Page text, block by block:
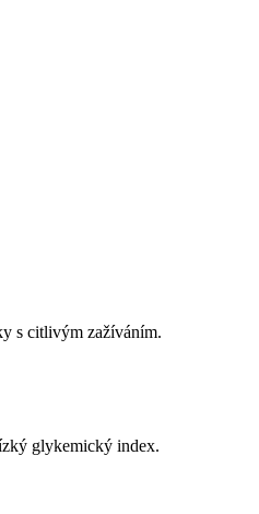
s citlivým zažíváním.
glykemický index.